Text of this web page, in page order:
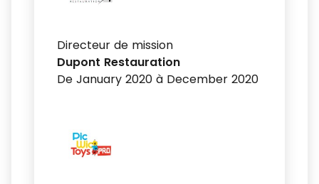
Directeur de mission
Dupont Restauration
De January 2020 à December 2020